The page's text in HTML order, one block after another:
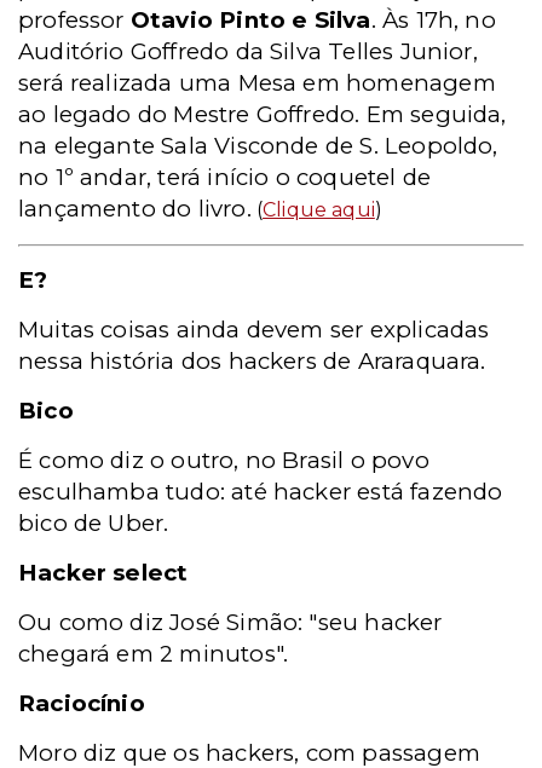
professor Otavio Pinto e Silva. Às 17h, no
Auditório Goffredo da Silva Telles Junior,
será realizada uma Mesa em homenagem
ao legado do Mestre Goffredo. Em seguida,
na elegante Sala Visconde de S. Leopoldo,
no 1º andar, terá início o coquetel de
lançamento do livro. (Clique aqui)
E?
Muitas coisas ainda devem ser explicadas
nessa história dos hackers de Araraquara.
Bico
É como diz o outro, no Brasil o povo
esculhamba tudo: até hacker está fazendo
bico de Uber.
Hacker select
Ou como diz José Simão: "seu hacker
chegará em 2 minutos".
Raciocínio
Moro diz que os hackers, com passagem